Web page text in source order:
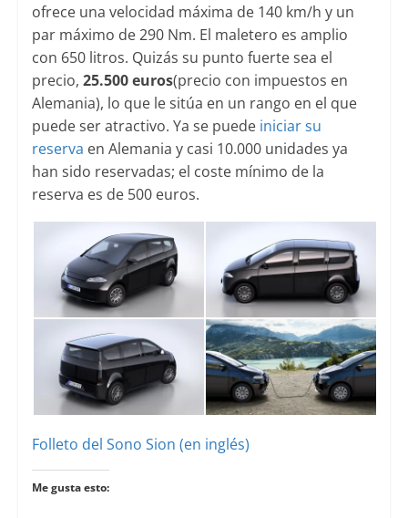
ofrece una velocidad máxima de 140 km/h y un
par máximo de 290 Nm. El maletero es amplio
con 650 litros. Quizás su punto fuerte sea el
precio, 25.500 euros(precio con impuestos en
Alemania), lo que le sitúa en un rango en el que
puede ser atractivo. Ya se puede iniciar su
reserva en Alemania y casi 10.000 unidades ya
han sido reservadas; el coste mínimo de la
reserva es de 500 euros.
Folleto del Sono Sion (en inglés)
Me gusta esto: